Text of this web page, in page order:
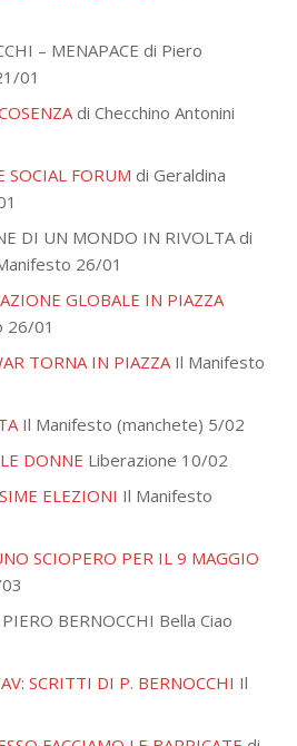
– MENAPACE di Piero
01
di Checchino Antonini
SOCIAL FORUM di Geraldina
DI UN MONDO IN RIVOLTA di
26/01
GLOBALE IN PIAZZA
26/01
TORNA IN PIAZZAIl Manifesto
Il Manifesto (manchete) 5/02
DONNE Liberazione 10/02
ELEZIONI Il Manifesto
SCIOPERO PER IL 9 MAGGIO
BERNOCCHI Bella Ciao
SCRITTI DI P. BERNOCCHI Il